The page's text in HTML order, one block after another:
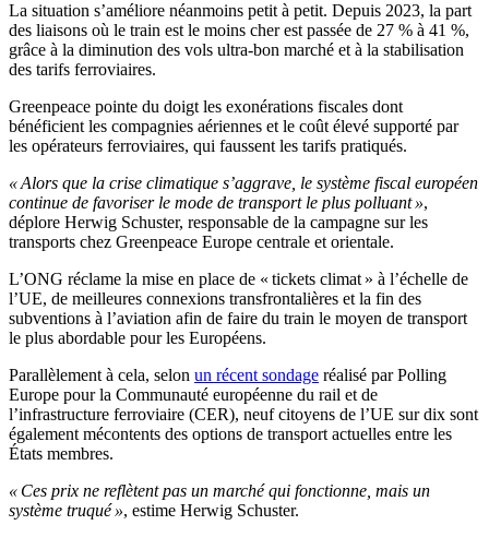
La situation s’améliore néanmoins petit à petit. Depuis 2023, la part
des liaisons où le train est le moins cher est passée de 27 % à 41 %,
grâce à la diminution des vols ultra-bon marché et à la stabilisation
des tarifs ferroviaires.
Greenpeace pointe du doigt les exonérations fiscales dont
bénéficient les compagnies aériennes et le coût élevé supporté par
les opérateurs ferroviaires, qui faussent les tarifs pratiqués.
« Alors que la crise climatique s’aggrave, le système fiscal européen
continue de favoriser le mode de transport le plus polluant »,
déplore Herwig Schuster, responsable de la campagne sur les
transports chez Greenpeace Europe centrale et orientale.
L’ONG réclame la mise en place de « tickets climat » à l’échelle de
l’UE, de meilleures connexions transfrontalières et la fin des
subventions à l’aviation afin de faire du train le moyen de transport
le plus abordable pour les Européens.
Parallèlement à cela, selon un récent sondage réalisé par Polling
Europe pour la Communauté européenne du rail et de
l’infrastructure ferroviaire (CER), neuf citoyens de l’UE sur dix sont
également mécontents des options de transport actuelles entre les
États membres.
« Ces prix ne reflètent pas un marché qui fonctionne, mais un
système truqué », estime Herwig Schuster.